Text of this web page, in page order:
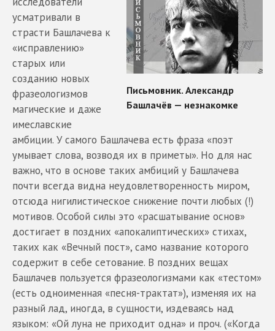
усматривали в
страсти Башлачева к
«исправлению»
старых или
созданию новых
фразеологизмов
магические и даже
имеславские
амбиции. У самого Башлачева есть фраза «поэт
умывает слова, возводя их в приметы». Но для нас
важно, что в основе таких амбиций у Башлачева
почти всегда видна неудовлетворенность миром,
отсюда нигилистическое снижение почти любых (!)
мотивов. Особой силы это «расшатывание основ»
достигает в поздних «апокалиптических» стихах,
таких как «Вечный пост», само название которого
содержит в себе сетование. В поздних вещах
Башлачев пользуется фразеологизмами как «тестом»
(есть одноименная «песня-трактат»), изменяя их на
разный лад, иногда, в сущности, издеваясь над
языком: «Ой луна не приходит одна» и проч. («Когда